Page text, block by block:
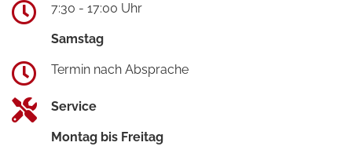
7:30 - 17:00 Uhr
Samstag
Termin nach Absprache
Service
Montag bis Freitag